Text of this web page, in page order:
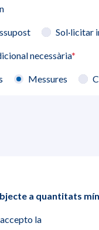
Sol·licitar
necessària*
Messures
a quantitats
la